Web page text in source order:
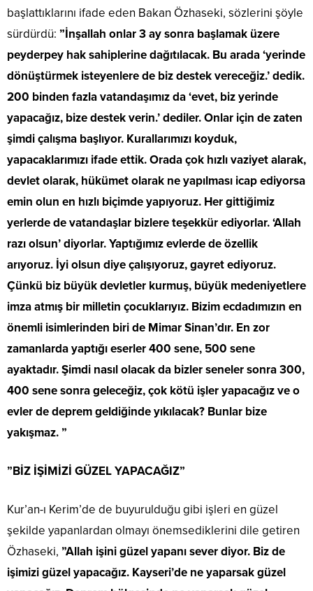
başlattıklarını ifade eden Bakan Özhaseki, sözlerini şöyle
sürdürdü: ”İnşallah onlar 3 ay sonra başlamak üzere
peyderpey hak sahiplerine dağıtılacak. Bu arada ‘yerinde
dönüştürmek isteyenlere de biz destek vereceğiz.’ dedik.
200 binden fazla vatandaşımız da ‘evet, biz yerinde
yapacağız, bize destek verin.’ dediler. Onlar için de zaten
şimdi çalışma başlıyor. Kurallarımızı koyduk,
yapacaklarımızı ifade ettik. Orada çok hızlı vaziyet alarak,
devlet olarak, hükümet olarak ne yapılması icap ediyorsa
emin olun en hızlı biçimde yapıyoruz. Her gittiğimiz
yerlerde de vatandaşlar bizlere teşekkür ediyorlar. ‘Allah
razı olsun’ diyorlar. Yaptığımız evlerde de özellik
arıyoruz. İyi olsun diye çalışıyoruz, gayret ediyoruz.
Çünkü biz büyük devletler kurmuş, büyük medeniyetlere
imza atmış bir milletin çocuklarıyız. Bizim ecdadımızın en
önemli isimlerinden biri de Mimar Sinan’dır. En zor
zamanlarda yaptığı eserler 400 sene, 500 sene
ayaktadır. Şimdi nasıl olacak da bizler seneler sonra 300,
400 sene sonra geleceğiz, çok kötü işler yapacağız ve o
evler de deprem geldiğinde yıkılacak? Bunlar bize
yakışmaz. ”
”BİZ İŞİMİZİ GÜZEL YAPACAĞIZ”
Kur’an-ı Kerim’de de buyurulduğu gibi işleri en güzel
şekilde yapanlardan olmayı önemsediklerini dile getiren
Özhaseki, ”Allah işini güzel yapanı sever diyor. Biz de
işimizi güzel yapacağız. Kayseri’de ne yaparsak güzel